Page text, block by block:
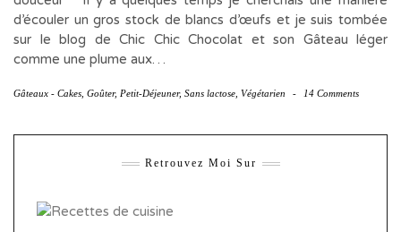
d’écouler un gros stock de blancs d’œufs et je suis tombée
sur le blog de Chic Chic Chocolat et son Gâteau léger
comme une plume aux…
Gâteaux - Cakes Goûter, Petit-Déjeuner, Sans lactose Végétarien - 14 Comments
Retrouvez Moi Sur